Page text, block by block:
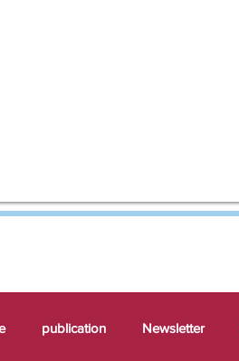
publication Newsletter